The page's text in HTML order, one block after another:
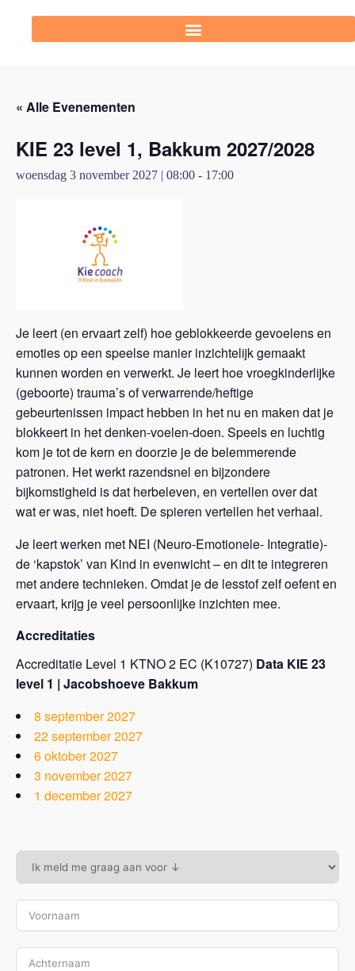
« Alle Evenementen
KIE 23 level 1, Bakkum 2027/2028
woensdag 3 november 2027 | 08:00 - 17:00
Je leert (en ervaart zelf) hoe geblokkeerde gevoelens en
emoties op een speelse manier inzichtelijk gemaakt
kunnen worden en verwerkt. Je leert hoe vroegkinderlijke
(geboorte) trauma’s of verwarrende/heftige
gebeurtenissen impact hebben in het nu en maken dat je
blokkeert in het denken-voelen-doen. Speels en luchtig
kom je tot de kern en doorzie je de belemmerende
patronen. Het werkt razendsnel en bijzondere
bijkomstigheid is dat herbeleven, en vertellen over dat
wat er was, niet hoeft. De spieren vertellen het verhaal.
Je leert werken met NEI (Neuro-Emotionele- Integratie)-
de ‘kapstok’ van Kind in evenwicht – en dit te integreren
met andere technieken. Omdat je de lesstof zelf oefent en
ervaart, krijg je veel persoonlijke inzichten mee.
Accreditaties
Accreditatie Level 1 KTNO 2 EC (K10727) Data KIE 23
level 1 | Jacobshoeve Bakkum
8 september 2027
22 september 2027
6 oktober 2027
3 november 2027
1 december 2027